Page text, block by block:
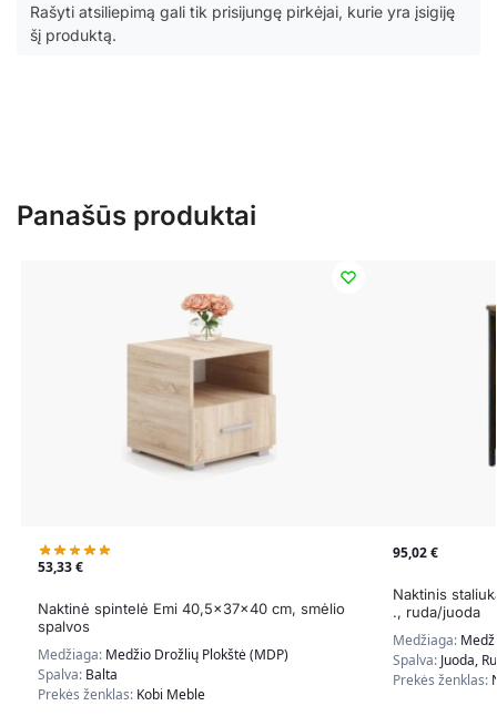
Rašyti atsiliepimą gali tik prisijungę pirkėjai, kurie yra įsigiję
šį produktą.
Panašūs produktai
53,33€
Naktinė spintelė Emi 40,5x37x40 cm, smėlio
spalvos
Medžiaga: Medžio Drožlių Plokštė (MDP)
Spalva: Balta
Prekės ženklas: Kobi Meble
95,02€
Naktinis
., ruda/juoda
Medžiaga:
Spalva: Juoda,
Prekės ženklas: